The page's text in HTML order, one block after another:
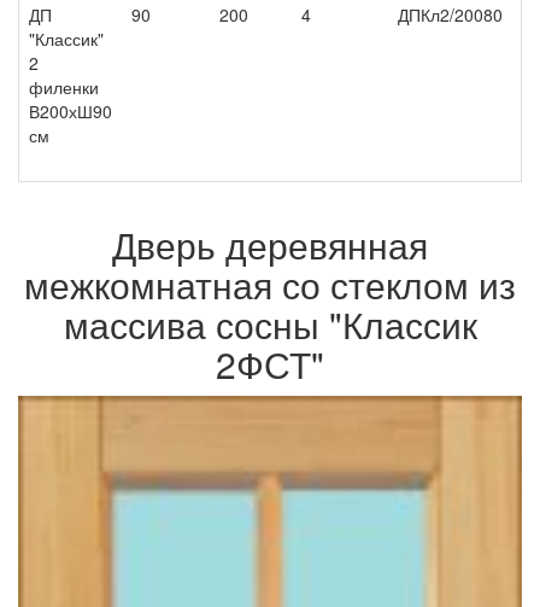
ДП
"Классик"
2
филенки
В200хШ90
см
90 200 4 ДПКл2/20080
Дверь деревянная
межкомнатная со стеклом из
массива сосны "Классик
2ФСТ"